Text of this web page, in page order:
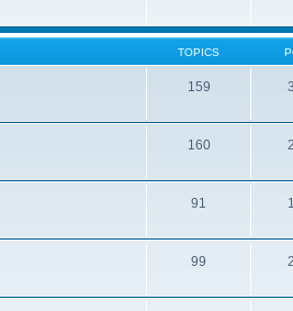
TOPICS
159
160
91
99